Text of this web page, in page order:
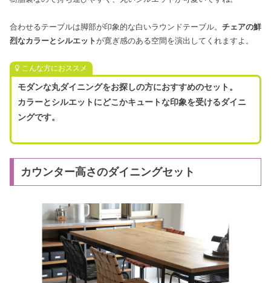
合わせるテーブルは脚部が印象的な白いラウンドテーブル。 チェアの鮮
烈なカラーとシルエットが寛ぎ感のある空間を演出してくれますよ。
こんな方におススメ
モダンな丸ダイニングをお探しの方におすすめのセット。
カラーとシルエットにどこかキュートな印象を受けるダイニ
ングです。
カウンター高さのダイニングセット